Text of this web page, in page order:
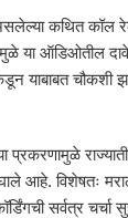
कथित कॉल
या ऑडिओतील
याबाबत चौकशी
प्रकरणामुळे
आहे. विशेषतः
सर्वत्र